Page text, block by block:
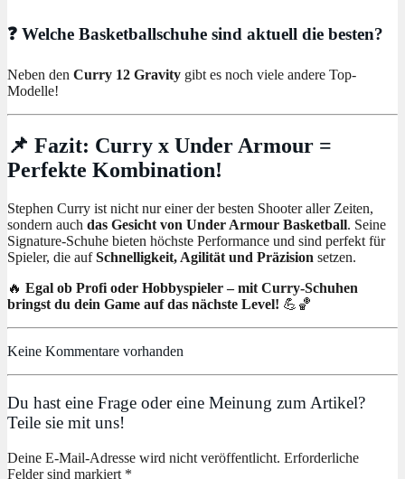
❓ Welche Basketballschuhe sind aktuell die besten?
Neben den Curry 12 Gravity gibt es noch viele andere Top-
Modelle!
📌 Fazit: Curry x Under Armour =
Perfekte Kombination!
Stephen Curry ist nicht nur einer der besten Shooter aller Zeiten,
sondern auch das Gesicht von Under Armour Basketball. Seine
Signature-Schuhe bieten höchste Performance und sind perfekt für
Spieler, die aufSchnelligkeit, Agilität und Präzision setzen.
🔥 Egal ob Profi oder Hobbyspieler – mit Curry-Schuhen
bringst du dein Game auf das nächste Level! 💪🏀
Keine Kommentare vorhanden
Du hast eine Frage oder eine Meinung zum Artikel?
Teile sie mit uns!
Deine E-Mail-Adresse wird nicht veröffentlicht. Erforderliche
Felder sind markiert *